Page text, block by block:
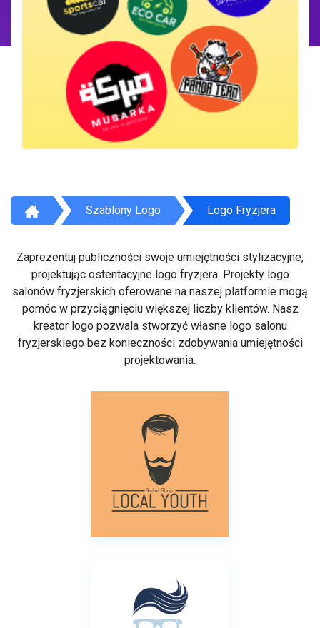
Szablony Logo Logo Fryzjera
Zaprezentuj publiczności swoje umiejętności stylizacyjne,
projektując ostentacyjne logo fryzjera. Projekty logo
salonów fryzjerskich oferowane na naszej platformie mogą
pomóc w przyciągnięciu większej liczby klientów. Nasz
kreator logo pozwala stworzyć własne logo salonu
fryzjerskiego bez konieczności zdobywania umiejętności
projektowania.